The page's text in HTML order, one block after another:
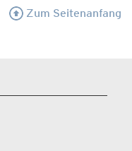
Zum Seitenanfang